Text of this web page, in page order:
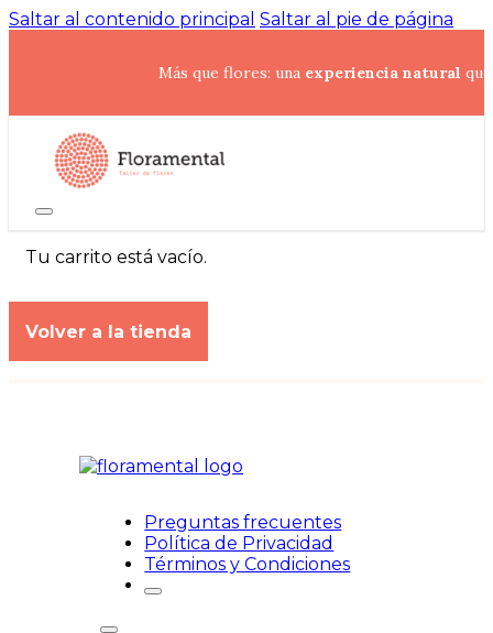
Saltar al contenido principal Saltar al pie de página
Más que flores: una experiencia natural
Tu carrito está vacío.
Volver a la tienda
Preguntas frecuentes
Política de Privacidad
Términos y Condiciones